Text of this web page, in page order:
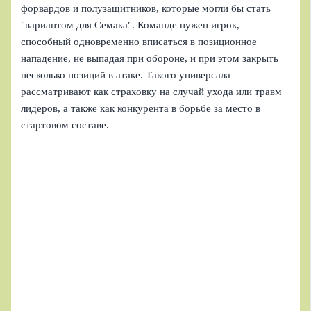
форвардов и полузащитников, которые могли бы стать
"вариантом для Семака". Команде нужен игрок,
способный одновременно вписаться в позиционное
нападение, не выпадая при обороне, и при этом закрыть
несколько позиций в атаке. Такого универсала
рассматривают как страховку на случай ухода или травм
лидеров, а также как конкурента в борьбе за место в
стартовом составе.